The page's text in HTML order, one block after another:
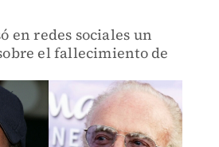
en redes sociales un
el fallecimiento de